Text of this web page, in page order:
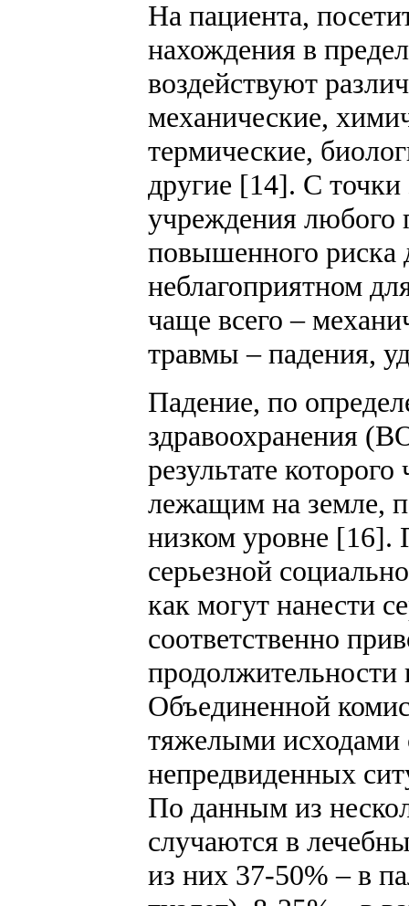
На пациента,
нахождения в
воздействуют
механические,
термические,
другие [14]. С точки
учреждения любого
повышенного риска
неблагоприятном
чаще всего –
травмы – падения,
Падение, по
здравоохранения
результате
лежащим на земле,
низком уровне [16].
серьезной
как могут нанести
соответственно
Объединенной
тяжелыми исходами
непредвиденных
По данным из
случаются в
из них 37-50% – в